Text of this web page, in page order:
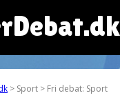
> Sport > Fri debat: Sport